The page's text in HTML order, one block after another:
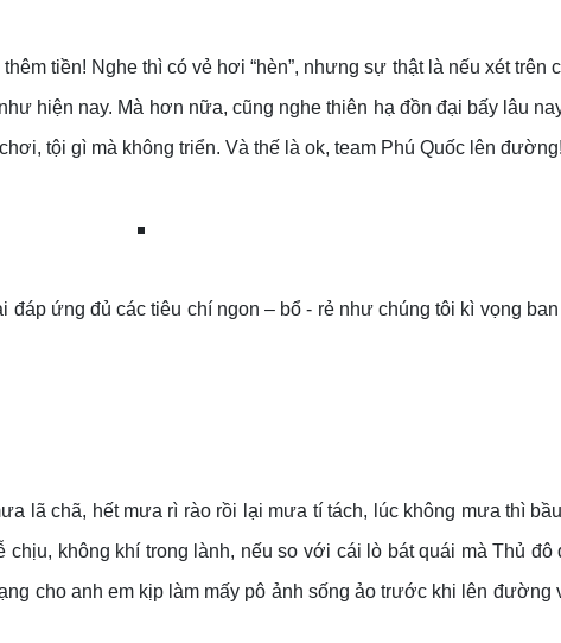
tiền! Nghe thì có vẻ hơi “hèn”, nhưng sự thật là nếu xét trên
hiện nay. Mà hơn nữa, cũng nghe thiên hạ đồn đại bấy lâu
tội gì mà không triển. Và thế là ok, team Phú Quốc lên
ứng đủ các tiêu chí ngon – bổ - rẻ như chúng tôi kì vọng
lã chã, hết mưa rì rào rồi lại mưa tí tách, lúc không mưa thì
không khí trong lành, nếu so với cái lò bát quái mà Thủ đô
cho anh em kịp làm mấy pô ảnh sống ảo trước khi lên đường